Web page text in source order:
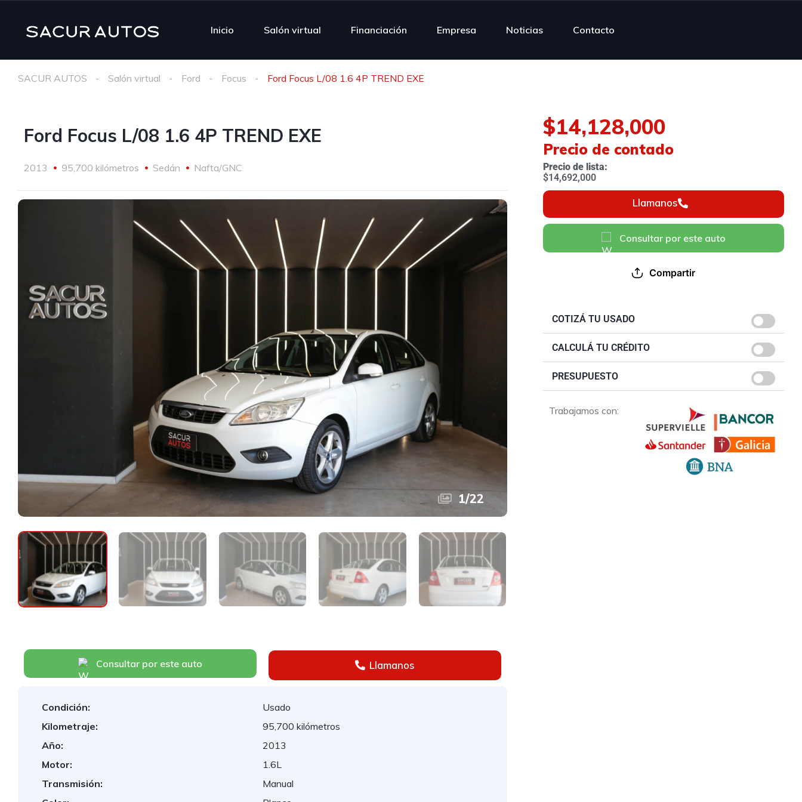
Inicio Salón virtual Financiación Empresa Noticias Contacto
SACUR AUTOS Salón virtual Ford Focus Ford Focus L/08 1.6 4P TREND EXE
Ford Focus L/08 1.6 4P TREND EXE
2013 95,700 kilómetros Sedán Nafta/GNC
1/22
Consultar por este auto Llamanos
Condición:
Usado
Kilometraje:
95,700 kilómetros
Año:
2013
Motor:
1.6L
Transmisión:
Manual
$14,128,000
Precio de contado​
Precio de lista:
$14,692,000
Llamanos
Consultar por este auto
Compartir
COTIZÁ TU USADO
CALCULÁ TU CRÉDITO
PRESUPUESTO
Trabajamos con: